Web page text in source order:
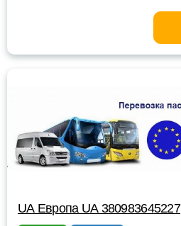
UА Европа UА 380983645227